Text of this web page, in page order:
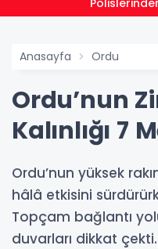
Anasayfa Ordu
Ordu’nun
Kalınlığı 7
Ordu’nun yüksek
hâlâ etkisini
Topçam bağlantı
duvarları dikkat